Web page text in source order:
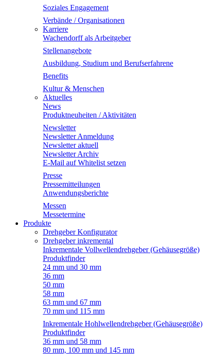
Soziales Engagement
Verbände / Organisationen
Karriere
Wachendorff als Arbeitgeber
Stellenangebote
Ausbildung, Studium und Berufserfahrene
Benefits
Kultur & Menschen
Aktuelles
News
Produktneuheiten / Aktivitäten
Newsletter
Newsletter Anmeldung
Newsletter aktuell
Newsletter Archiv
E-Mail auf Whitelist setzen
Presse
Pressemitteilungen
Anwendungsberichte
Messen
Messetermine
Produkte
Drehgeber Konfigurator
Drehgeber inkremental
Inkrementale Vollwellendrehgeber (Gehäusegröße)
Produktfinder
24 mm und 30 mm
36 mm
50 mm
58 mm
63 mm und 67 mm
70 mm und 115 mm
Inkrementale Hohlwellendrehgeber (Gehäusegröße)
Produktfinder
36 mm und 58 mm
80 mm, 100 mm und 145 mm